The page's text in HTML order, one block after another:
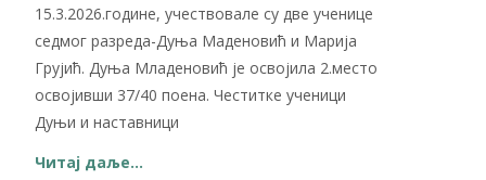
15.3.2026.године, учествовале су две ученице
седмог разреда-Дуња Маденовић и Марија
Грујић. Дуња Младеновић је освојила 2.место
освојивши 37/40 поена. Честитке ученици
Дуњи и наставници
Читај даље…